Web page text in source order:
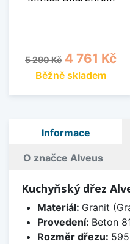
Běžná cena
5 290 Kč Cena
4 761 Kč
Běžně skladem
Informace
O značce Alveus
Kuchyňský dřez
Materiál: Granit
Provedení: Beton
Rozměr dřezu: